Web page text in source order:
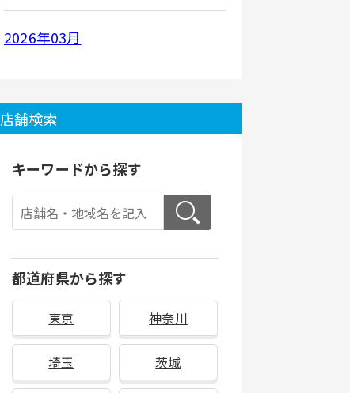
2026年03月
店舗検索
キーワードから探す
都道府県から探す
東京 神奈川
埼玉 茨城